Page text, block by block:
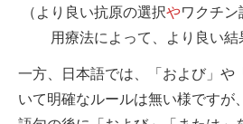
（より良い抗原の選択やワクチ
用療法によって、より良い結
一方、日本語では、「および」や
いて明確なルールは無い様ですが